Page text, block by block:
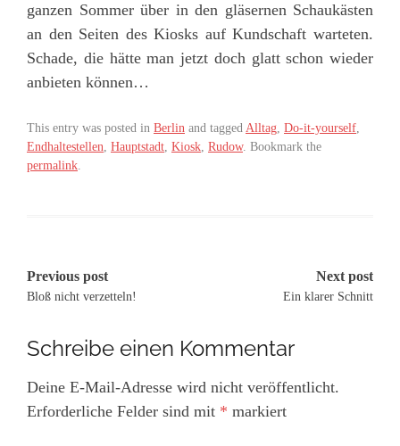
ganzen Sommer über in den gläsernen Schaukästen
an den Seiten des Kiosks auf Kundschaft warteten.
Schade, die hätte man jetzt doch glatt schon wieder
anbieten können…
This entry was posted in Berlin and tagged Alltag, Do-it-yourself,
Endhaltestellen, Hauptstadt, Kiosk, Rudow. Bookmark the
permalink.
Post
navigation
Previous post
Bloß nicht verzetteln!
Next post
Ein klarer Schnitt
Schreibe einen Kommentar
Deine E-Mail-Adresse wird nicht veröffentlicht.
Erforderliche Felder sind mit * markiert